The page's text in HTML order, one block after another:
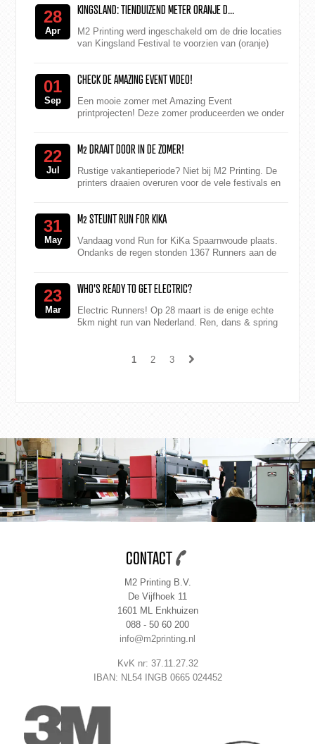
28
Apr
KINGSLAND: TIENDUIZEND METER ORANJE D...
M2 Printing werd ingeschakeld om de drie locaties
van Kingsland Festival te voorzien van (oranje)
01
Sep
CHECK DE AMAZING EVENT VIDEO!
Een mooie zomer met Amazing Event
printprojecten! Deze zomer produceerden we onder
22
Jul
M2 DRAAIT DOOR IN DE ZOMER!
Rustige vakantieperiode? Niet bij M2 Printing​. De
printers draaien overuren voor de vele festivals en
31
May
M2 STEUNT RUN FOR KIKA
Vandaag vond Run for KiKa Spaarnwoude plaats.
Ondanks de regen stonden 1367 Runners aan de
23
Mar
WHO'S READY TO GET ELECTRIC?
Electric Runners! Op 28 maart is de enige echte
5km night run van Nederland. Ren, dans & spring
1
2 3
CONTACT
M2 Printing B.V.
De Vijfhoek 11
1601 ML Enkhuizen
088 - 50 60 200
info@m2printing.nl
KvK nr: 37.11.27.32
IBAN: NL54 INGB 0665 024452